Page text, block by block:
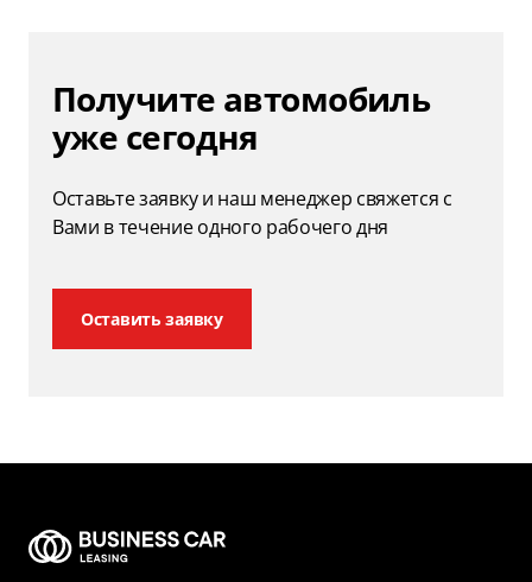
Получите автомобиль
уже сегодня
Оставьте заявку и наш менеджер свяжется с
Вами в течение одного рабочего дня
Оставить заявку